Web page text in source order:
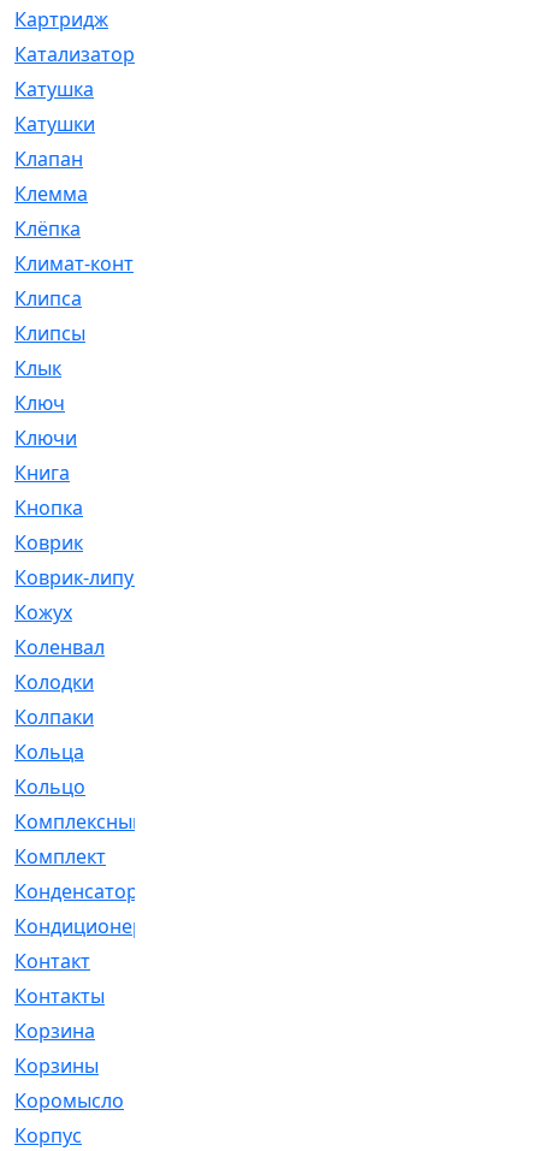
Картридж
Катализатор
Катушка
Катушки
Клапан
Клемма
Клёпка
Климат-контроль
Клипса
Клипсы
Клык
Ключ
Ключи
Книга
Кнопка
Коврик
Коврик-липучка
Кожух
Коленвал
Колодки
Колпаки
Кольца
Кольцо
Комплексный
Комплект
Конденсатор
Кондиционер
Контакт
Контакты
Корзина
Корзины
Коромысло
Корпус